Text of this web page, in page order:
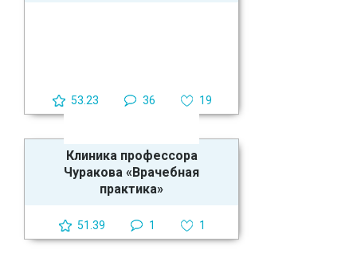
53.23 36 19
Клиника профессора
Чуракова «Врачебная
практика»
51.39 1 1